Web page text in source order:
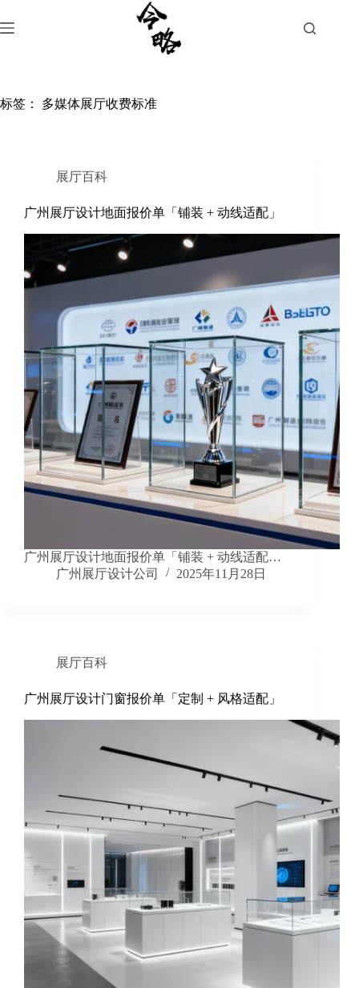
过
标签： 多媒体展厅收费标准
展厅百科
广州展厅设计地面报价单「铺装 + 动线适配」
广州展厅设计地面报价单「铺装 + 动线适配…
广州展厅设计公司
2025年11月28日
展厅百科
广州展厅设计门窗报价单「定制 + 风格适配」